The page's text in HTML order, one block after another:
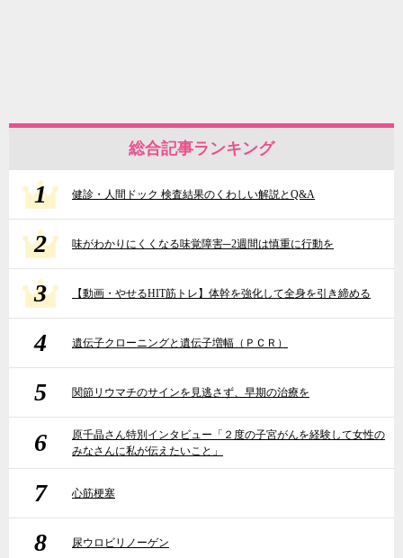
総合記事ランキング
1 健診・人間ドック 検査結果のくわしい解説とQ&A
2 味がわかりにくくなる味覚障害─2週間は慎重に行動を
3 【動画・やせるHIT筋トレ】体幹を強化して全身を引き締める
4 遺伝子クローニングと遺伝子増幅（ＰＣＲ）
5 関節リウマチのサインを見逃さず、早期の治療を
6
原千晶さん特別インタビュー「２度の子宮がんを経験して女性の
みなさんに私が伝えたいこと」
7 心筋梗塞
8 尿ウロビリノーゲン